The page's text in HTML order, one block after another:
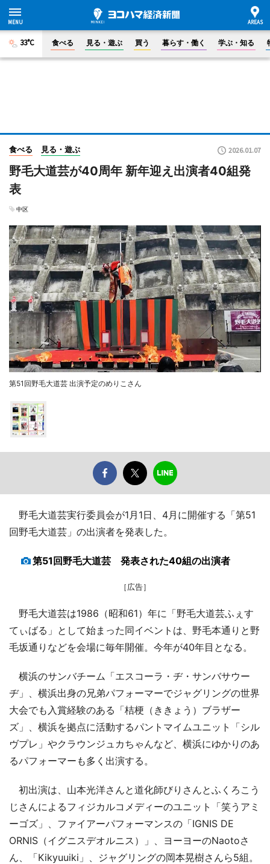
33°C 食べる 見る・遊ぶ 買う 暮らす・働く 学ぶ・知る
食べる 見る・遊ぶ 2026.01.07
野毛大道芸が40周年 新年迎え出演者40組発
表
中区
第51回野毛大道芸 出演予定のめりこさん
野毛大道芸実行委員会が1月1日、4月に開催する「第51
回野毛大道芸」の出演者を発表した。
第51回野毛大道芸 発表された40組の出演者
［広告］
野毛大道芸は1986（昭和61）年に「野毛大道芸ふぇす
てぃばる」として始まった同イベントは、野毛本通りと野
毛坂通りなどを会場に毎年開催。今年が40年目となる。
横浜のサンバチーム「エスコーラ・ヂ・サンバサウー
ヂ」、横浜出身の兄弟パフォーマーでジャグリングの世界
大会でも入賞経験のある「桔梗（ききょう）ブラザー
ズ」、横浜を拠点に活動するパントマイムユニット「シル
ヴプレ」やクラウンジュカちゃんなど、横浜にゆかりのあ
るパフォーマーも多く出演する。
初出演は、山本光洋さんと道化師びりさんとふくろこう
じさんによるフィジカルコメディーのユニット「笑うアミ
ーゴズ」、ファイアーパフォーマンスの「IGNIS DE
ORNIS（イグニスデオルニス）」、ヨーヨーのNaotoさ
ん、「Kikyuuiki」、ジャグリングの岡本晃樹さんら5組。